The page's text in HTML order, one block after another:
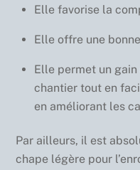
Elle favorise la
Elle offre une
Elle permet un
chantier tout en
en améliorant les
Par ailleurs, il est
chape légère pour